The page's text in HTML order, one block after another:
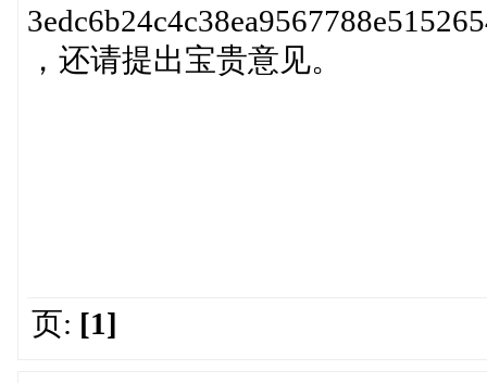
，还请提出宝贵意见。
页: [1]